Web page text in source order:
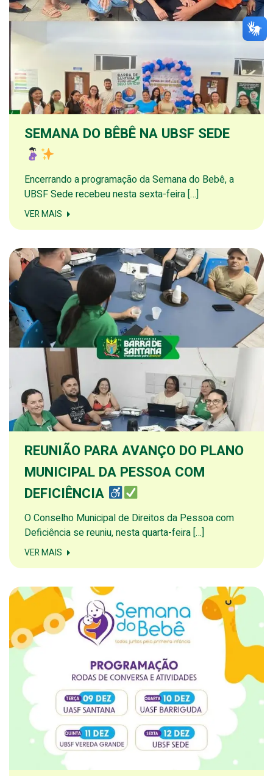
SEMANA DO BÊBÊ NA UBSF SEDE
Encerrando a programação da Semana do Bebê, a
UBSF Sede recebeu nesta sexta-feira […]
VER MAIS
REUNIÃO PARA AVANÇO DO PLANO
MUNICIPAL DA PESSOA COM
DEFICIÊNCIA
O Conselho Municipal de Direitos da Pessoa com
Deficiência se reuniu, nesta quarta-feira […]
VER MAIS